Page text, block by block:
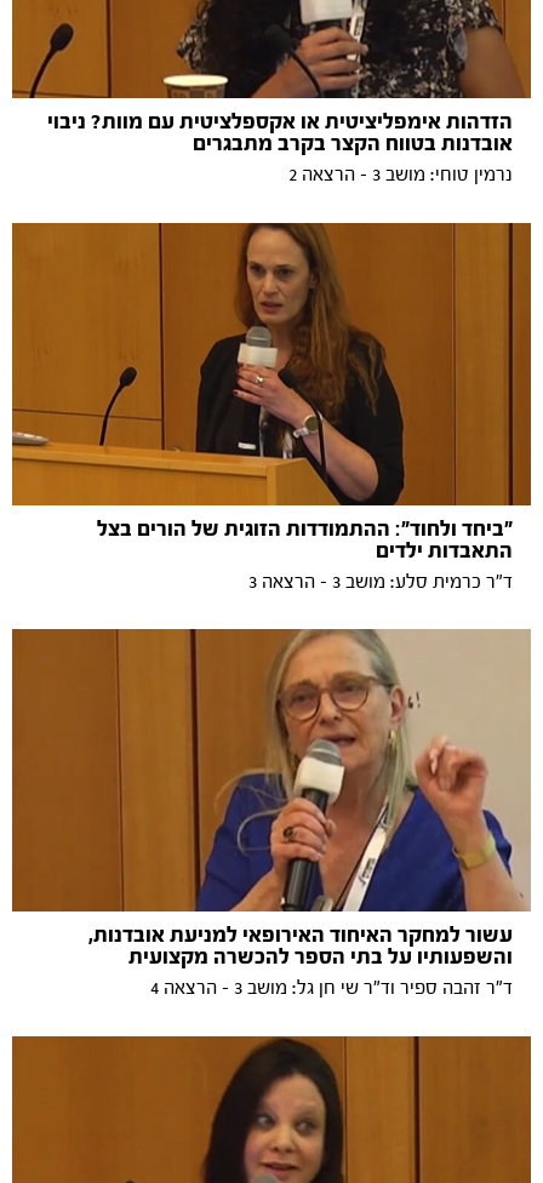
הזדהות אימפליציטית או אקספלציטית עם מוות? ניבוי
אובדנות בטווח הקצר בקרב מתבגרים
נרמין טוחי: מושב 3 - הרצאה 2
"ביחד ולחוד": ההתמודדות הזוגית של הורים בצל
התאבדות ילדים
ד"ר כרמית סלע: מושב 3 - הרצאה 3
עשור למחקר האיחוד האירופאי למניעת אובדנות,
והשפעותיו על בתי הספר להכשרה מקצועית
ד"ר זהבה ספיר וד"ר שי חן גל: מושב 3 - הרצאה 4